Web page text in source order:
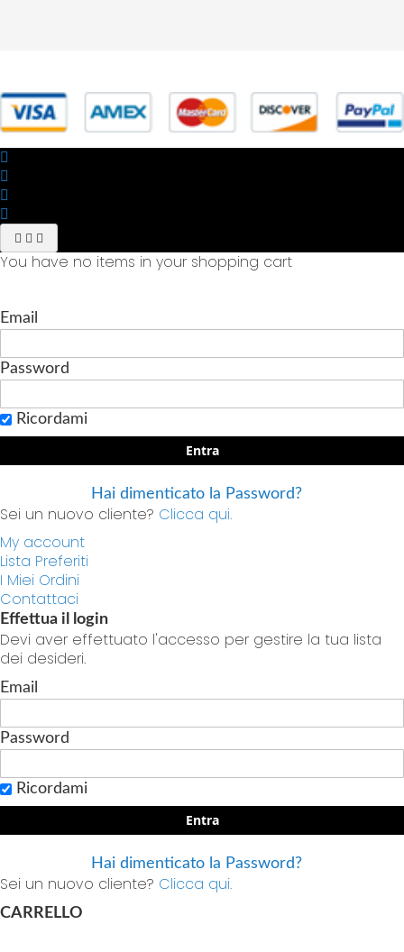
You have no items in your shopping cart
Email
Password
Ricordami
Entra
Hai dimenticato la Password?
Sei un nuovo cliente? Clicca qui.
My account
Lista Preferiti
I Miei Ordini
Contattaci
Effettua il login
Devi aver effettuato l'accesso per gestire la tua lista
dei desideri.
Email
Password
Ricordami
Entra
Hai dimenticato la Password?
Sei un nuovo cliente? Clicca qui.
CARRELLO